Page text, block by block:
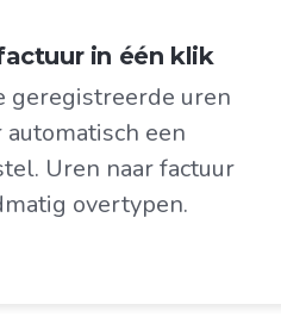
in één klik
geregistreerde uren
een
Uren naar factuur
overtypen.